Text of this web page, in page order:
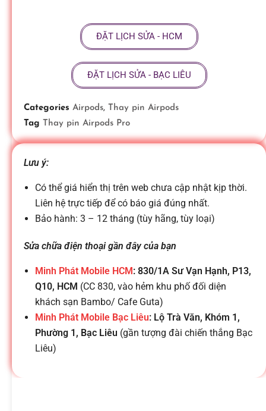
đ
i
ệ
n
t
h
o
ạ
ĐẶT LỊCH SỬA - HCM
ĐẶT LỊCH SỬA - BẠC LIÊU
Categories Airpods, Thay pin Airpods
Tag Thay pin Airpods Pro
Lưu ý:
Có thể giá hiển thị trên web chưa cập nhật kịp thời.
Liên hệ trực tiếp để có báo giá đúng nhất.
Bảo hành: 3 – 12 tháng (tùy hãng, tùy loại)
Sửa chữa điện thoại gần đây của bạn
Minh Phát Mobile HCM: 830/1A Sư Vạn Hạnh, P13,
Q10, HCM (CC 830, vào hẻm khu phố đối diện
khách sạn Bambo/ Cafe Guta)
Minh Phát Mobile Bạc Liêu: Lộ Trà Văn, Khóm 1,
Phường 1, Bạc Liêu (gần tượng đài chiến thắng Bạc
Liêu)